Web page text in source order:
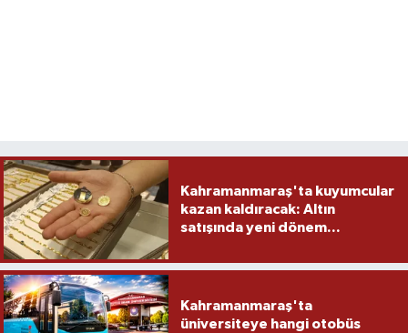
Kahramanmaraş'ta kuyumcular
kazan kaldıracak: Altın
satışında yeni dönem...
Kahramanmaraş'ta
üniversiteye hangi otobüs